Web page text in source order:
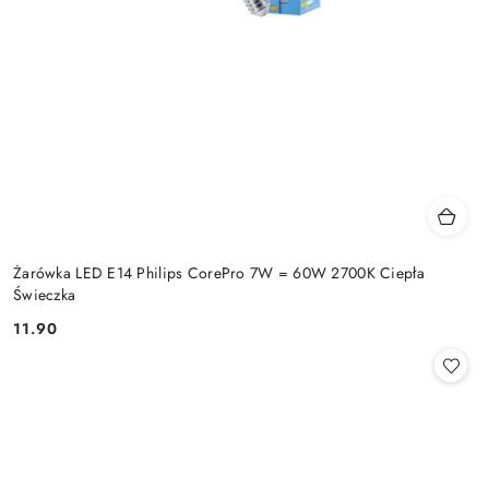
Żarówka LED E14 Philips CorePro 7W = 60W 2700K Ciepła
Świeczka
Cena:
11.90